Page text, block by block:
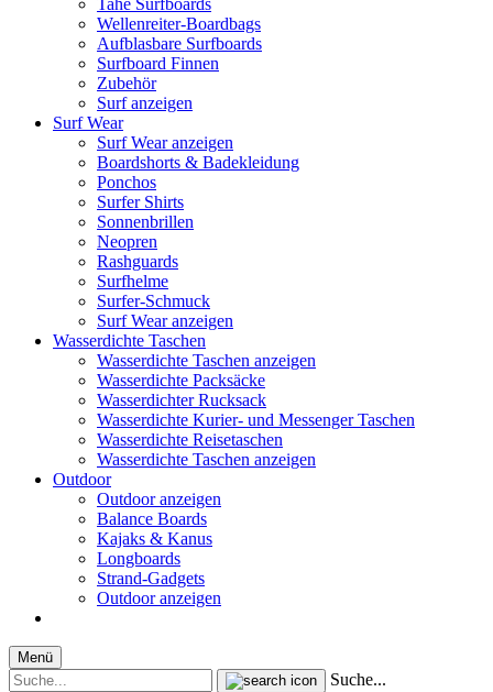
Tahe Surfboards
Wellenreiter-Boardbags
Aufblasbare Surfboards
Surfboard Finnen
Zubehör
Surf anzeigen
Surf Wear
Surf Wear anzeigen
Boardshorts & Badekleidung
Ponchos
Surfer Shirts
Sonnenbrillen
Neopren
Rashguards
Surfhelme
Surfer-Schmuck
Surf Wear anzeigen
Wasserdichte Taschen
Wasserdichte Taschen anzeigen
Wasserdichte Packsäcke
Wasserdichter Rucksack
Wasserdichte Kurier- und Messenger Taschen
Wasserdichte Reisetaschen
Wasserdichte Taschen anzeigen
Outdoor
Outdoor anzeigen
Balance Boards
Kajaks & Kanus
Longboards
Strand-Gadgets
Outdoor anzeigen
Menü
Suche...